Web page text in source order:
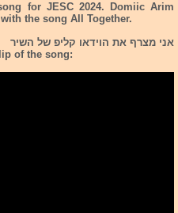
for JESC 2024. Domiic Arim
the song All Together.
אני מצרף את הוידאו קליפ של השיר
of the song: